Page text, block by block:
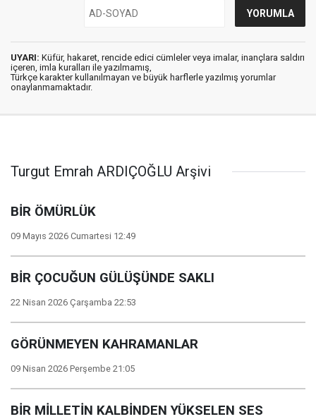
UYARI: Küfür, hakaret, rencide edici cümleler veya imalar, inançlara saldırı
içeren, imla kuralları ile yazılmamış,
Türkçe karakter kullanılmayan ve büyük harflerle yazılmış yorumlar
onaylanmamaktadır.
Turgut Emrah ARDIÇOĞLU Arşivi
BİR ÖMÜRLÜK
09 Mayıs 2026 Cumartesi 12:49
BİR ÇOCUĞUN GÜLÜŞÜNDE SAKLI
22 Nisan 2026 Çarşamba 22:53
GÖRÜNMEYEN KAHRAMANLAR
09 Nisan 2026 Perşembe 21:05
BİR MİLLETİN KALBİNDEN YÜKSELEN SES